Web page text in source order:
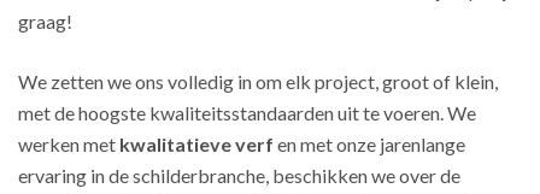
graag!
We zetten we ons volledig in om elk project, groot of klein,
met de hoogste kwaliteitsstandaarden uit te voeren. We
werken met kwalitatieve verf en met onze jarenlange
ervaring in de schilderbranche, beschikken we over de